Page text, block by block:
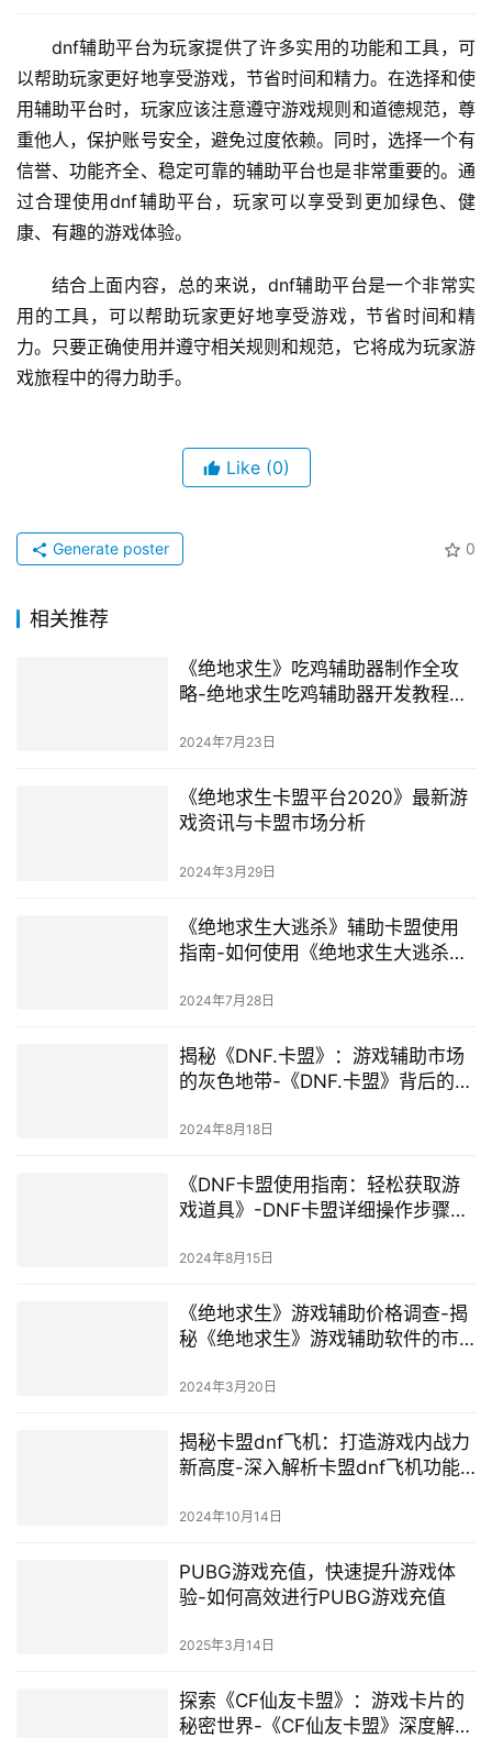
dnf辅助平台为玩家提供了许多实用的功能和工具，可
以帮助玩家更好地享受游戏，节省时间和精力。在选择和使
用辅助平台时，玩家应该注意遵守游戏规则和道德规范，尊
重他人，保护账号安全，避免过度依赖。同时，选择一个有
信誉、功能齐全、稳定可靠的辅助平台也是非常重要的。通
过合理使用dnf辅助平台，玩家可以享受到更加绿色、健
康、有趣的游戏体验。
结合上面内容，总的来说，dnf辅助平台是一个非常实
用的工具，可以帮助玩家更好地享受游戏，节省时间和精
力。只要正确使用并遵守相关规则和规范，它将成为玩家游
戏旅程中的得力助手。
Like (0)
0
Generate poster
相关推荐
《绝地求生》吃鸡辅助器制作全攻
略-绝地求生吃鸡辅助器开发教程与
2024年7月23日
《绝地求生卡盟平台2020》最新游
戏资讯与卡盟市场分析
2024年3月29日
《绝地求生大逃杀》辅助卡盟使用
指南-如何使用《绝地求生大逃杀》
2024年7月28日
揭秘《DNF.卡盟》：游戏辅助市场
的灰色地带-《DNF.卡盟》背后的游
2024年8月18日
《DNF卡盟使用指南：轻松获取游
戏道具》-DNF卡盟详细操作步骤与
2024年8月15日
《绝地求生》游戏辅助价格调查-揭
秘《绝地求生》游戏辅助软件的市
2024年3月20日
揭秘卡盟dnf飞机：打造游戏内战力
新高度-深入解析卡盟dnf飞机功能
2024年10月14日
PUBG游戏充值，快速提升游戏体
验-如何高效进行PUBG游戏充值
2025年3月14日
探索《CF仙友卡盟》：游戏卡片的
秘密世界-《CF仙友卡盟》深度解